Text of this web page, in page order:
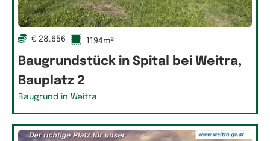
€ 28.656 1194m²
Baugrundstück in Spital bei Weitra,
Bauplatz 2
Baugrund in Weitra